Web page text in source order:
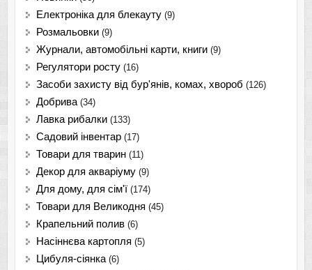
Електроніка для блекауту (9)
Розмальовки (9)
Журнали, автомобільні карти, книги (9)
Регулятори росту (16)
Засоби захисту від бур'янів, комах, хвороб (126)
Добрива (34)
Лавка рибалки (133)
Садовий інвентар (17)
Товари для тварин (11)
Декор для акваріуму (9)
Для дому, для сім'ї (174)
Товари для Великодня (45)
Крапельний полив (6)
Насіннєва картопля (5)
Цибуля-сіянка (6)